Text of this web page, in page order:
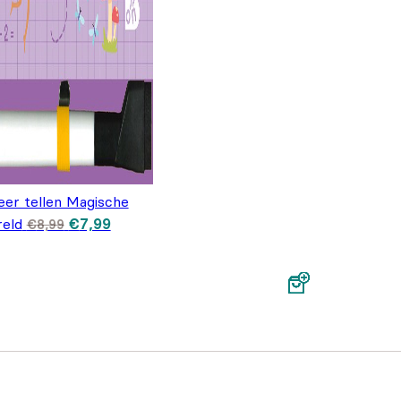
tellen Magische
€8,99 Oorspronkelijke prijs was: €8,99.
€7,99Huidige prijs is: €7,99.